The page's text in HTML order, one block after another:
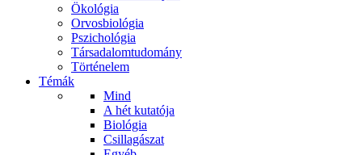
Ökológia
Orvosbiológia
Pszichológia
Társadalomtudomány
Történelem
Témák
Mind
A hét kutatója
Biológia
Csillagászat